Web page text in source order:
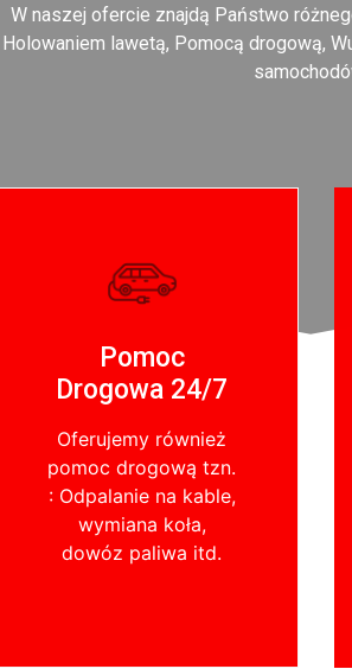
W naszej ofercie znajdą Państwo
Holowaniem lawetą, Pomocą drogową,
Pomoc
Drogowa 24/7
Oferujemy również
pomoc drogową tzn.
: Odpalanie na kable,
wymiana koła,
dowóz paliwa itd.